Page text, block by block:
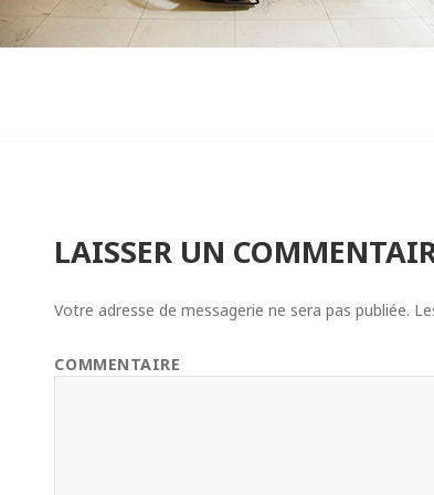
LAISSER UN
Votre adresse de messagerie ne sera pas publiée.
COMMENTAIRE